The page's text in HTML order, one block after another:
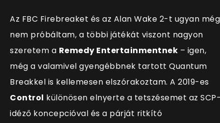
Az FBC Firebreaket és az Alan Wake 2-t ugyan még
nem próbáltam, a többi játékát viszont nagyon
szeretem a Remedy Entertainmentnek – igen,
még a valamivel gyengébbnek tartott Quantum
Breakkel is kellemesen elszórakoztam. A 2019-es
Control különösen elnyerte a tetszésemet az
idéző koncepcióval és a párját ritkító